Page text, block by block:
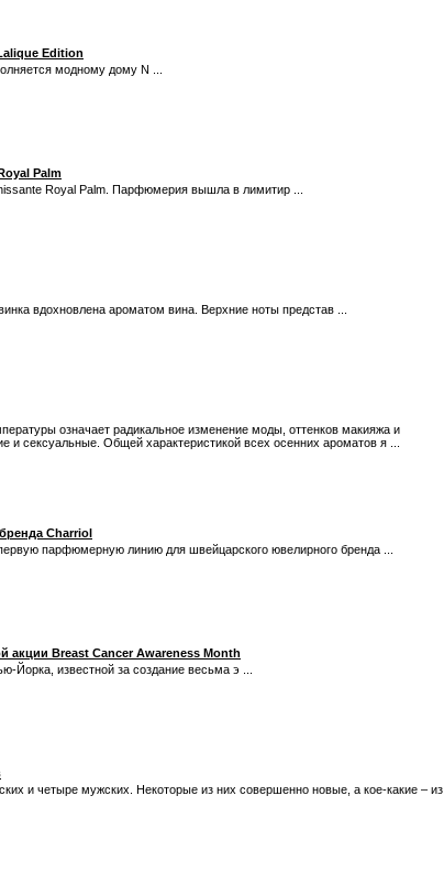
Edition
модному дому N ...
Palm
Royal Palm. Парфюмерия вышла в лимитир ...
вдохновлена ароматом вина. Верхние ноты представ ...
означает радикальное изменение моды, оттенков макияжа и
сексуальные. Общей характеристикой всех осенних ароматов я ...
Charriol
парфюмерную линию для швейцарского ювелирного бренда ...
акции Breast Cancer Awareness Month
известной за создание весьма э ...
и четыре мужских. Некоторые из них совершенно новые, а кое-какие – из